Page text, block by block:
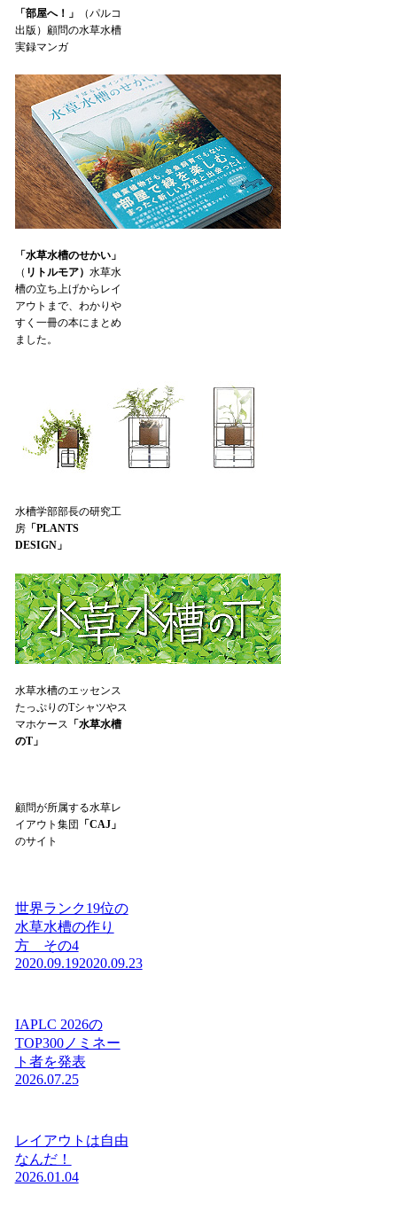
「部屋へ！」
（パルコ
出版）顧問の水草水槽
実録マンガ
「水草水槽のせかい」
（ リトルモア） 水草水
槽の立ち上げからレイ
アウトまで、わかりや
すく一冊の本にまとめ
ました。
水槽学部部長の研究工
房「PLANTS
DESIGN」
水草水槽のエッセンス
たっぷりのTシャツやス
マホケース 「水草水槽
のT」
顧問が所属する水草レ
イアウト集団
「CAJ」
のサイト
世界ランク19位の
水草水槽の作り
方 その4
2020.09.192020.09.23
IAPLC 2026の
TOP300ノミネー
ト者を発表
2026.07.25
レイアウトは自由
なんだ！
2026.01.04